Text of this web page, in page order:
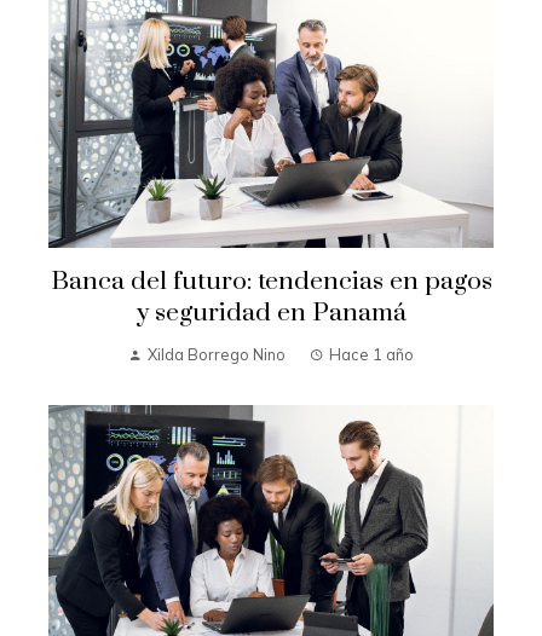
Banca del futuro: tendencias en pagos
y seguridad en Panamá
Xilda Borrego Nino Hace 1 año